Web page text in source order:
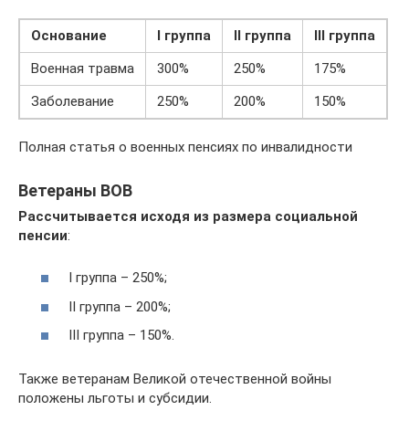
Основание I группа II группа
III группа
Военная травма
300% 250%
175%
Заболевание
250% 200% 150%
Полная статья о военных пенсиях по инвалидности
Ветераны ВОВ
Рассчитывается исходя из размера социальной
пенсии:
I группа – 250%;
II группа – 200%;
III группа – 150%.
Также ветеранам Великой отечественной войны
положены льготы и субсидии.